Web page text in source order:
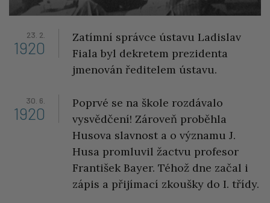
23. 2.
1920
Zatímní správce ústavu Ladislav
Fiala byl dekretem prezidenta
jmenován ředitelem ústavu.
30. 6.
1920
Poprvé se na škole rozdávalo
vysvědčení! Zároveň proběhla
Husova slavnost a o významu J.
Husa promluvil žactvu profesor
František Bayer. Téhož dne začal i
zápis a přijímací zkoušky do I. třídy.